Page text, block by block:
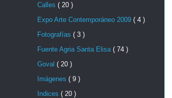
Calles ( 20 )
Expo Arte Contemporáneo 2009 ( 4 )
Fotografías ( 3 )
Fuente Agria Santa Elisa ( 74 )
Goval ( 20 )
Imágenes ( 9 )
Indices ( 20 )